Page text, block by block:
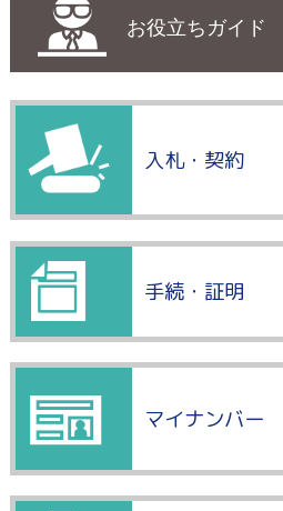
お役立ちガイド
入札・契約
手続・証明
マイナンバー